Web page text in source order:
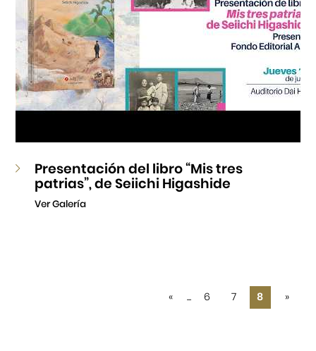
Presentación del libro “Mis tres
patrias”, de Seiichi Higashide
Ver Galería
« ... 6 7 8 »